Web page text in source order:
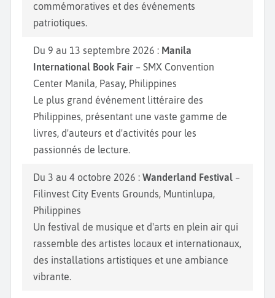
commémoratives et des événements
patriotiques.
Du 9 au 13 septembre 2026 : Manila
International Book Fair – SMX Convention
Center Manila, Pasay, Philippines
Le plus grand événement littéraire des
Philippines, présentant une vaste gamme de
livres, d'auteurs et d'activités pour les
passionnés de lecture.
Du 3 au 4 octobre 2026 : Wanderland Festival –
Filinvest City Events Grounds, Muntinlupa,
Philippines
Un festival de musique et d'arts en plein air qui
rassemble des artistes locaux et internationaux,
des installations artistiques et une ambiance
vibrante.